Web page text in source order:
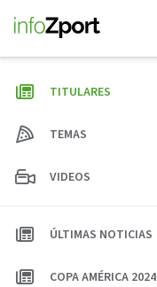
contenido
TITULARES
TEMAS
VIDEOS
ÚLTIMAS NOTICIAS
COPA AMÉRICA 2024